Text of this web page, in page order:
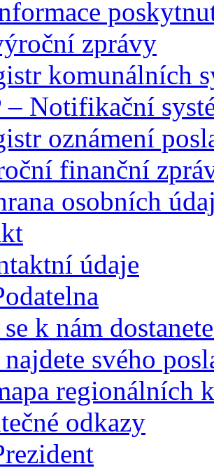
zprávy
komunálních
– Notifikační
oznámení
finanční
osobních
údaje
k nám
svého
regionálních
odkazy